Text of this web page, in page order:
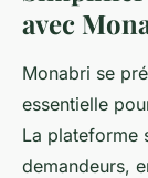
avec
Monabri se
essentielle
La plateforme
demandeurs,